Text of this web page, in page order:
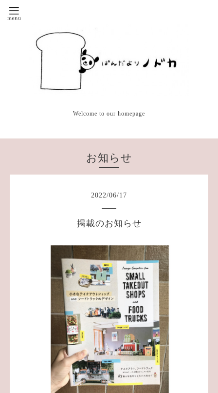
Welcome to our homepage
お知らせ
2022/06/17
掲載のお知らせ